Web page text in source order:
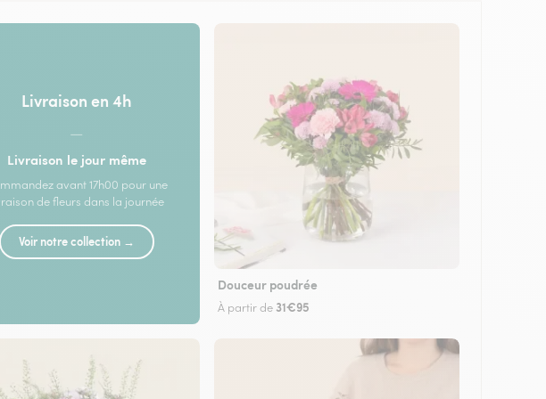
Livraison en 4h
—
Livraison le jour même
avant 17h00 pour une
de fleurs dans la journée
Voir notre collection →
Douceur poudrée
À partir de 31€95